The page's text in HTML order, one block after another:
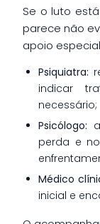
Se o luto
parece não
apoio
Psiquiatra:
indicar
necessário;
Psicólogo:
perda e
Médico
inicial e